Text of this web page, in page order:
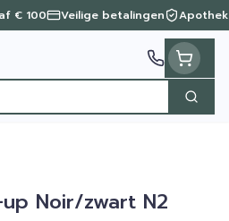
€ 100 Veilige betalingen
Zoek
Noir/zwart N2